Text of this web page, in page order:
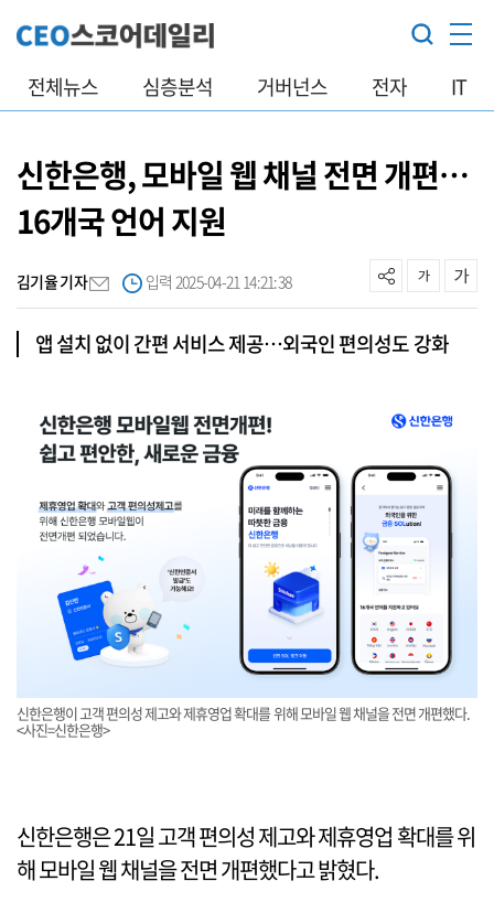
전체뉴스 심층분석 거버넌스 전자 IT
신한은행, 모바일 웹 채널 전면 개편…
16개국 언어 지원
김기율 기자 입력 2025-04-21 14:21:38
앱 설치 없이 간편 서비스 제공…외국인 편의성도 강화
신한은행이 고객 편의성 제고와 제휴영업 확대를 위해 모바일 웹 채널을 전면 개편했다.
<사진=신한은행>
신한은행은 21일 고객 편의성 제고와 제휴영업 확대를 위
해 모바일 웹 채널을 전면 개편했다고 밝혔다.